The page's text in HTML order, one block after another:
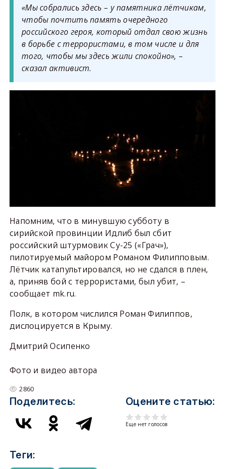
«Мы собрались здесь – у памятника лётчикам,
чтобы почтить память очередного
российского героя, который отдал свою жизнь
в борьбе с террористами, в том числе и для
того, чтобы мы здесь жили спокойно», –
сказал активист.
Напомним, что в минувшую субботу в
сирийской провинции Идлиб был сбит
российский штурмовик Су-25 («Грач»),
пилотируемый майором Романом Филипповым.
Лётчик катапультировался, но не сдался в плен,
а, приняв бой с террористами, был убит, –
сообщает mk.ru.
Полк, в котором числился Роман Филиппов,
дислоцируется в Крыму.
Дмитрий Осипенко
Фото и видео автора
2860
Поделитесь: Оцените статью:
Еще нет голосов
Теги: